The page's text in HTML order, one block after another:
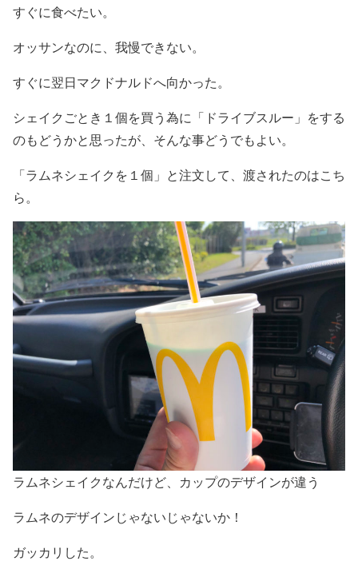
すぐに食べたい。
オッサンなのに、我慢できない。
すぐに翌日マクドナルドへ向かった。
シェイクごとき１個を買う為に「ドライブスルー」をする
のもどうかと思ったが、そんな事どうでもよい。
「ラムネシェイクを１個」と注文して、渡されたのはこち
ら。
ラムネシェイクなんだけど、カップのデザインが違う
ラムネのデザインじゃないじゃないか！
ガッカリした。